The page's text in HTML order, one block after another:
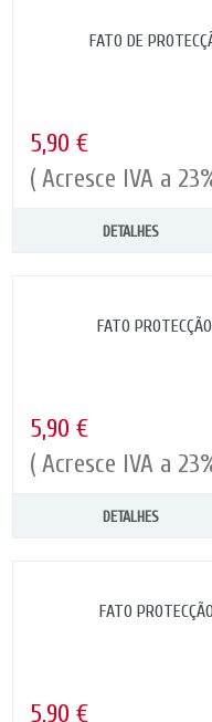
FATO DE
5,90 €
( Acresce IVA a
DETALHES
FATO
5,90 €
( Acresce IVA a
DETALHES
FATO
5,90 €